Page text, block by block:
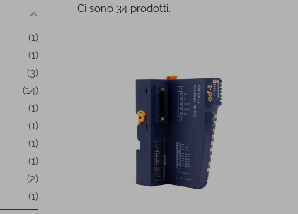
1
1
3
14
1
1
1
1
2
1
Ci sono 34 prodotti.